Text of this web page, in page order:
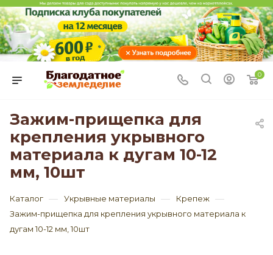
0
Зажим-прищепка для
крепления укрывного
материала к дугам 10-12
мм, 10шт
Каталог — Укрывные материалы — Крепеж —
Зажим-прищепка для крепления укрывного материала к
дугам 10-12 мм, 10шт